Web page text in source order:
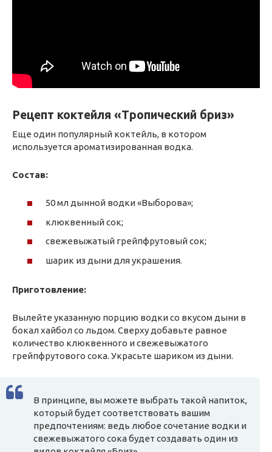
Рецепт коктейля «Тропический бриз»
Еще один популярный коктейль, в котором
используется ароматизированная водка.
Состав:
50 мл дынной водки «Выборова»;
клюквенный сок;
свежевыжатый грейпфрутовый сок;
шарик из дыни для украшения.
Приготовление:
Вылейте указанную порцию водки со вкусом дыни в
бокал хайбол со льдом. Сверху добавьте равное
количество клюквенного и свежевыжатого
грейпфрутового сока. Украсьте шариком из дыни.
В принципе, вы можете выбрать такой напиток,
который будет соответствовать вашим
предпочтениям: ведь любое сочетание водки и
свежевыжатого сока будет создавать один из